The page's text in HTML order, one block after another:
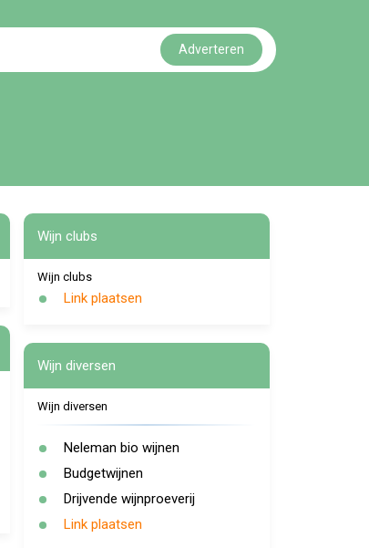
Adverteren
Wijn clubs
Wijn clubs
Link plaatsen
Wijn diversen
Wijn diversen
Neleman bio wijnen
Budgetwijnen
Drijvende wijnproeverij
Link plaatsen